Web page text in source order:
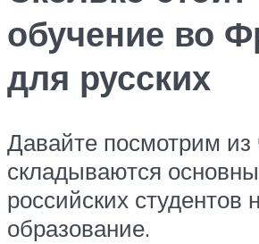
обучение во
для русских
Давайте посмотрим из
складываются
российских студентов
образование.